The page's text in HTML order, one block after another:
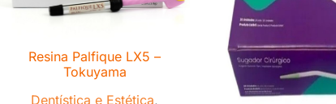
Resina Palfique LX5 –
Tokuyama
Dentística e Estética,